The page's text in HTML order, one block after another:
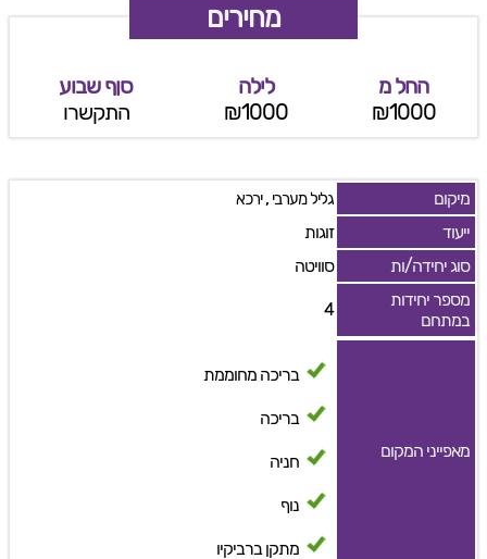
מחירים
החל מ
₪1000
לילה
₪1000
סןף שבוע
התקשרו
מיקום גליל מערבי,ירכא
ייעוד
זוגות
סוג יחידה/ות
סוויטה
מספר יחידות
במתחם
4
מאפייני המקום
בריכה מחוממת
בריכה
חניה
נוף
מתקן ברביקיו